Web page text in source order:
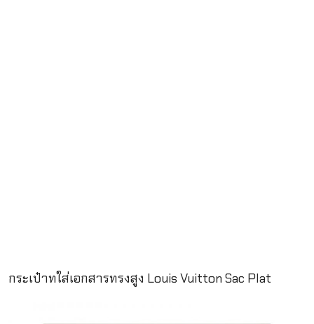
กระเป๋าทใส่เอกสารทรงสูง Louis Vuitton Sac Plat